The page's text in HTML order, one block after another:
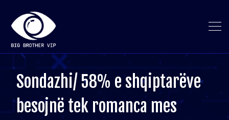
Sondazhi/ 58% e shqiptarëve
besojnë tek romanca mes